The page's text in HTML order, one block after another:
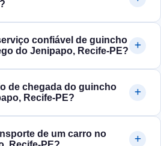
confiável de guincho
do Jenipapo, Recife‑PE?
de chegada do guincho
Recife‑PE?
de um carro no